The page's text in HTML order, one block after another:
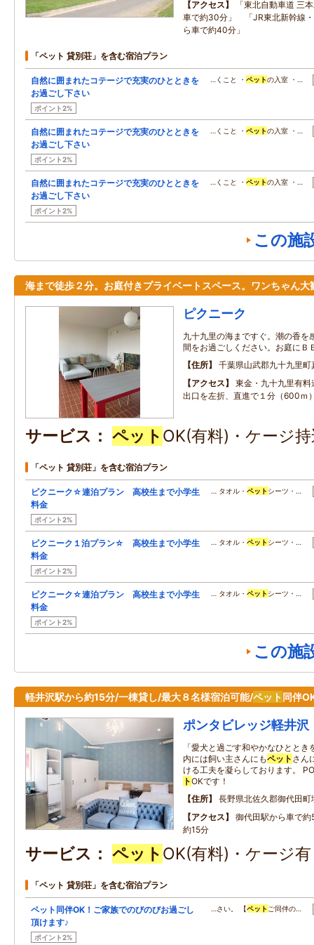
アクセス
「東北自動車道 三
車で約30分」 「JR東北新幹線
ら車で約40分」
「ペット 貸別荘」を含む宿泊プラン
自然に囲まれたコテージで充実のひとときを
お過ごし下さい
ポイント2%
…くこと ・ ペットの入室 ・…
自然に囲まれたコテージで充実のひとときを
お過ごし下さい
ポイント2%
…くこと ・ ペットの入室 ・…
自然に囲まれたコテージで充実のひとときを
お過ごし下さい
ポイント2%
…くこと ・ ペットの入室 ・…
この施
海まで徒歩２分。お庭付きプライベートスペース。ワンちゃん大
ピクニーク
九十九里の海まですぐ。潮の香を
間をお過ごしください。お庭にＢ
住所
千葉県山武郡九十九里
アクセス
東金・九十九里有
出口を左折、直進で１分（600ｍ
サービス ペット OK(有料)・ケージ
「ペット 貸別荘」を含む宿泊プラン
ピクニーク☆連泊プラン 高校生まで小学生
料金
ポイント2%
… タオル・ペット シーツ・…
ピクニーク１泊プラン☆ 高校生まで小学生
料金
ポイント2%
… タオル・ペット シーツ・…
ピクニーク☆連泊プラン 高校生まで小学生
料金
ポイント2%
… タオル・ペット シーツ・…
この施
軽井沢駅から約15分/一棟貸し/最大８名様宿泊可能/ペット同伴
ポンタビレッジ軽井沢
「愛犬と過ごす和やかなひとと
内には飼い主さんにもペット さん
ける工夫を凝らしております。
トOKです！
住所
長野県北佐久郡御代田町
アクセス
御代田駅から車で
約15分
サービス ペット OK(有料)・ケージ
「ペット 貸別荘」を含む宿泊プラン
ペット同伴OK！ご家族でのびのびお過ごし
頂けます♪
ポイント2%
…さい。 【ペット ご同伴の…